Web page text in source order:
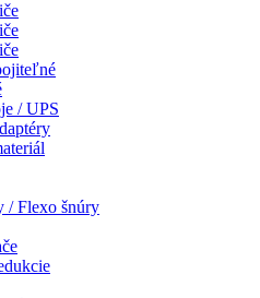
/ UPS
/ Flexo šnúry